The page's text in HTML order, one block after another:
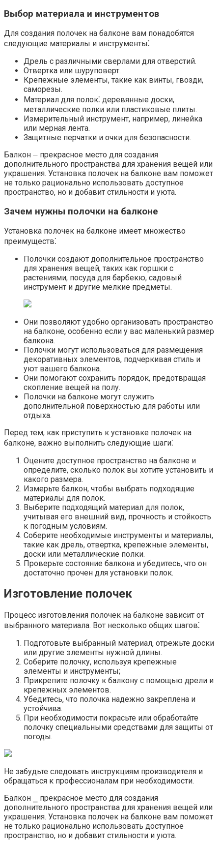
Выбор материала и инструментов
Для создания полочек на балконе вам понадобятся
следующие материалы и инструменты⁚
Дрель с различными сверлами для отверстий.​
Отвертка или шуруповерт.​
Крепежные элементы, такие как винты, гвозди,
саморезы.​
Материал для полок⁚ деревянные доски,
металлические полки или пластиковые плиты.​
Измерительный инструмент, например, линейка
или мерная лента.
Защитные перчатки и очки для безопасности.​
Балкон ⏤ прекрасное место для создания
дополнительного пространства для хранения вещей или
украшения.​ Установка полочек на балконе вам поможет
не только рационально использовать доступное
пространство, но и добавит стильности и уюта.
Зачем нужны полочки на балконе
Установка полочек на балконе имеет множество
преимуществ⁚
Полочки создают дополнительное пространство
для хранения вещей, таких как горшки с
растениями, посуда для барбекю, садовый
инструмент и другие мелкие предметы.​
Они позволяют удобно организовать пространство
на балконе, особенно если у вас маленький размер
балкона.
Полочки могут использоваться для размещения
декоративных элементов, подчеркивая стиль и
уют вашего балкона.
Они помогают сохранить порядок, предотвращая
скопление вещей на полу.​
Полочки на балконе могут служить
дополнительной поверхностью для работы или
отдыха.​
Перед тем, как приступить к установке полочек на
балконе, важно выполнить следующие шаги⁚
Оцените доступное пространство на балконе и
определите, сколько полок вы хотите установить и
какого размера.
Измерьте балкон, чтобы выбрать подходящие
материалы для полок.​
Выберите подходящий материал для полок,
учитывая его внешний вид, прочность и стойкость
к погодным условиям.​
Соберите необходимые инструменты и материалы,
такие как дрель, отвертка, крепежные элементы,
доски или металлические полки.​
Проверьте состояние балкона и убедитесь, что он
достаточно прочен для установки полок.
Изготовление полочек
Процесс изготовления полочек на балконе зависит от
выбранного материала.​ Вот несколько общих шагов⁚
Подготовьте выбранный материал, отрежьте доски
или другие элементы нужной длины.​
Соберите полочку, используя крепежные
элементы и инструменты;
Прикрепите полочку к балкону с помощью дрели и
крепежных элементов.​
Убедитесь, что полочка надежно закреплена и
устойчива.​
При необходимости покрасьте или обработайте
полочку специальными средствами для защиты от
погоды.​
Не забудьте следовать инструкциям производителя и
обращаться к профессионалам при необходимости.
Балкон ⎯ прекрасное место для создания
дополнительного пространства для хранения вещей или
украшения.​ Установка полочек на балконе вам поможет
не только рационально использовать доступное
пространство, но и добавит стильности и уюта.​